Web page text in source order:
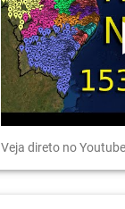
Veja direto no Youtube